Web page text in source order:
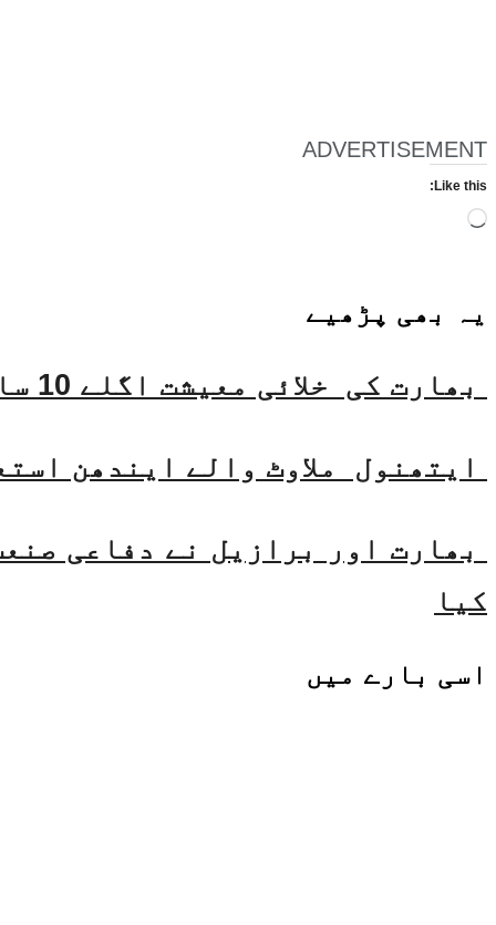
ADVERTISEMENT
Like this:
Loading…
یہ بھی پڑھیے
بھارت کی خلائی معیشت اگلے 10 سالوں میں 45 بلین ڈالر تک بڑھنے کی توقع ہے۔ جتیندر سنگھ
ایتھنول ملاوٹ والے ایندھن
بھارت اور برازیل نے دفاعی
کیا
اسی بارے میں